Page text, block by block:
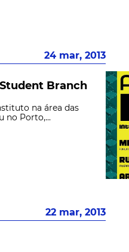
24 mar, 2013
Student Branch
na área das
no Porto,...
22 mar, 2013